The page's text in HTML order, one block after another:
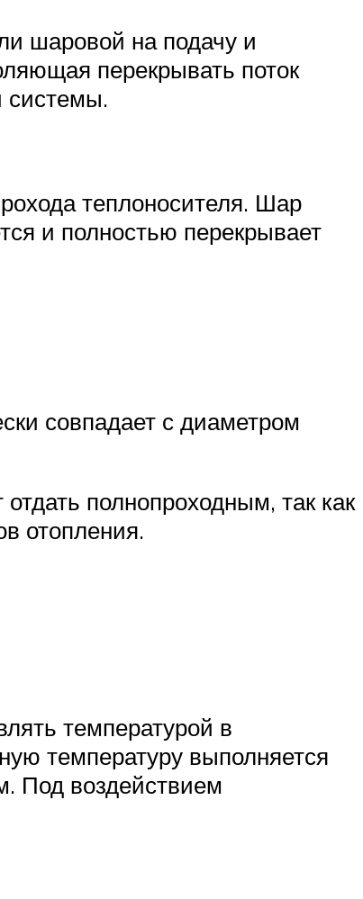
шаровой на подачу и
перекрывать поток
системы.
теплоносителя. Шар
и полностью перекрывает
совпадает с диаметром
полнопроходным, так как
отопления.
температурой в
температуру выполняется
Под воздействием